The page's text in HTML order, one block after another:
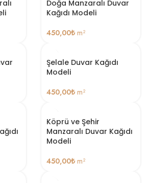
Doğa Manzaralı Duvar
Kağıdı Modeli
450,00₺ m²
Şelale Duvar Kağıdı
Modeli
450,00₺ m²
Köprü ve Şehir
Manzaralı Duvar Kağıdı
Modeli
450,00₺ m²